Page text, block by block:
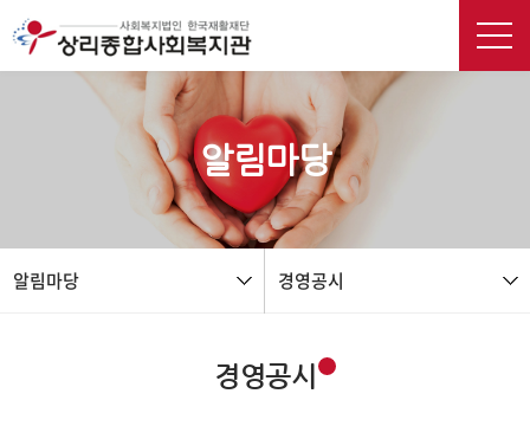
알림마당
알림마당 경영공시
경영공시